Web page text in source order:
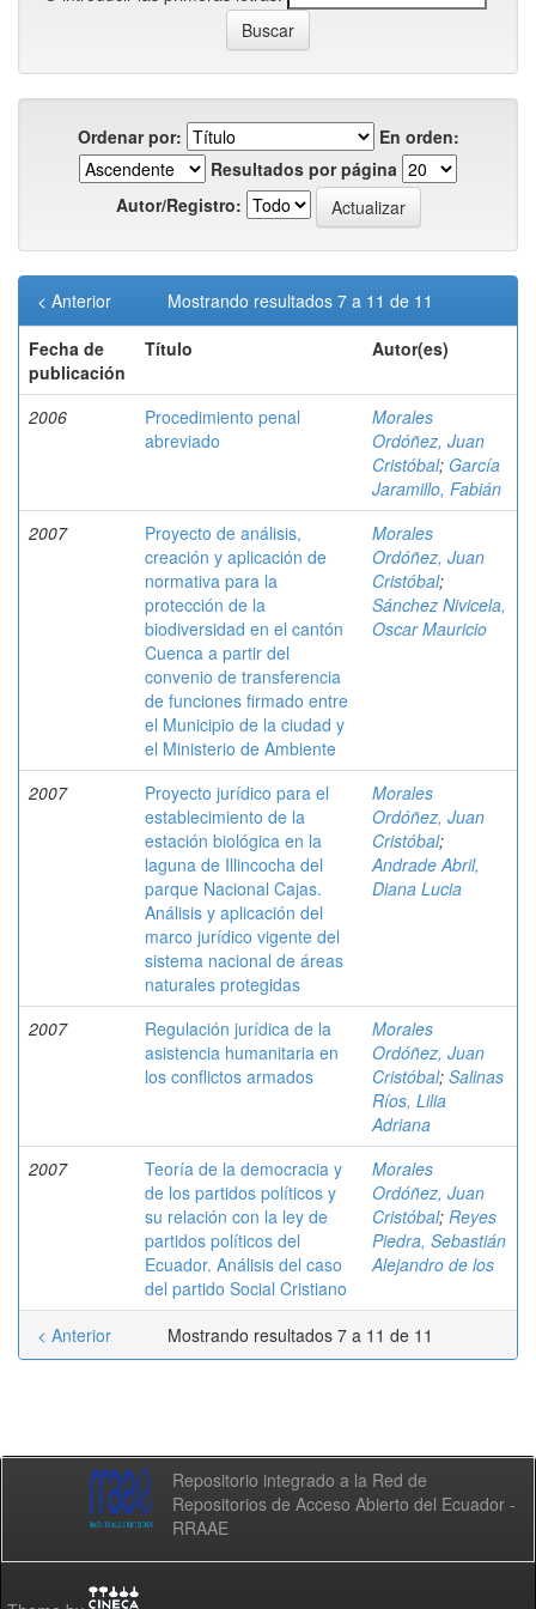
Ordenar por:
En orden:
Resultados por página
Autor/Registro:
Mostrando resultados 7 a 11 de 11
< Anterior
Fecha de
publicación
Título Autor(es)
2006
Procedimiento penal
abreviado
Morales
Ordóñez, Juan
Cristóbal; García
Jaramillo, Fabián
2007
Proyecto de análisis,
creación y aplicación de
normativa para la
protección de la
biodiversidad en el cantón
Cuenca a partir del
convenio de transferencia
de funciones firmado entre
el Municipio de la ciudad y
el Ministerio de Ambiente
Morales
Ordóñez, Juan
Cristóbal;
Sánchez Nivicela,
Oscar Mauricio
2007
Proyecto jurídico para el
establecimiento de la
estación biológica en la
laguna de Illincocha del
parque Nacional Cajas.
Análisis y aplicación del
marco jurídico vigente del
sistema nacional de áreas
naturales protegidas
Morales
Ordóñez, Juan
Cristóbal;
Andrade Abril,
Diana Lucia
2007
Regulación jurídica de la
asistencia humanitaria en
los conflictos armados
Morales
Ordóñez, Juan
Cristóbal; Salinas
Ríos, Lilia
Adriana
2007
Teoría de la democracia y
de los partidos políticos y
su relación con la ley de
partidos políticos del
Ecuador. Análisis del caso
del partido Social Cristiano
Morales
Ordóñez, Juan
Cristóbal; Reyes
Piedra, Sebastián
Alejandro de los
Mostrando resultados 7 a 11 de 11
< Anterior
Repositorio integrado a la Red de
Repositorios de Acceso Abierto del Ecuador -
RRAAE